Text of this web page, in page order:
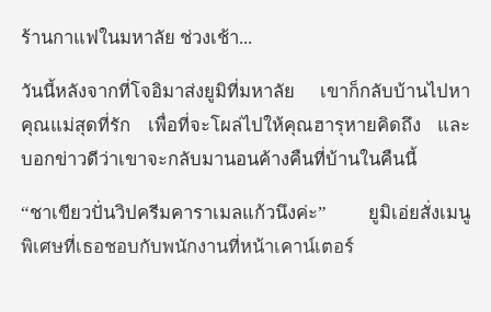
ประวัติการอ่าน
ออกจากระบบ
นมหาลัย ช
ปหา
คุณแม่สุดที่รัก เพื่อที่จะโผล่ไปให้คุณฮารุหายคิดถึ
ึงค่ะ” ยูมิเอ่ยสั่งเมนู
พิเศษที่